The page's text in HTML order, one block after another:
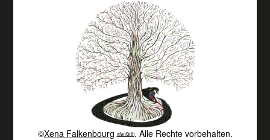
©Xena Falkenbourg xfw fürth. Alle Rechte vorbehalten.